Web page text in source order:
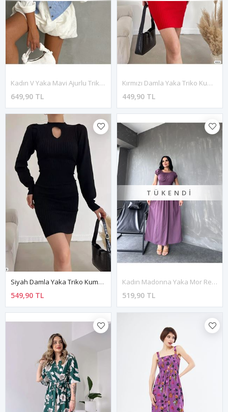
Kadın V Yaka Mavi Ajurlu Triko Örgü Yelek 3F-2294
649,90 TL
Kırmızı Damla Yaka Triko Kumaş Standart Beden Uzun Kol Elbise 1F-2291
449,90 TL
Siyah Damla Yaka Triko Kumaş Standart Beden Uzun Kol Elbise 1F-2290
549,90 TL
TÜKENDI
Kadın Madonna Yaka Mor Renk Gipeli Yazlık Uzun Elbise 12A-2235
519,90 TL